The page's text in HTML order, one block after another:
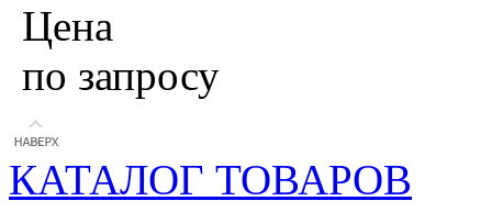
Цена
по запросу
КАТАЛОГ ТОВАРОВ